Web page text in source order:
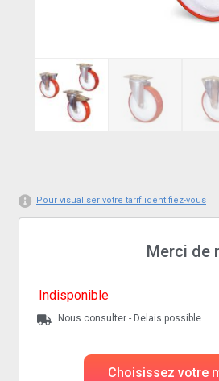
Pour visualiser votre tarif identifiez-vous
Merci de
Indisponible
Nous consulter - Delais possible
Choisissez votre